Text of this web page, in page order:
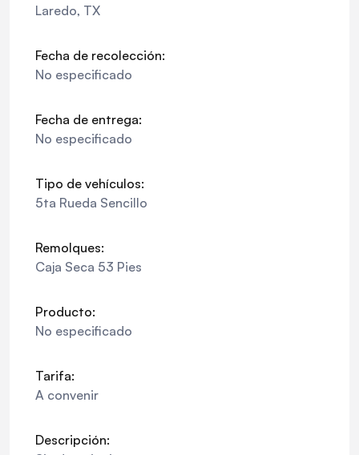
Laredo, TX
Fecha de recolección:
No especificado
Fecha de entrega:
No especificado
Tipo de vehículos:
5ta Rueda Sencillo
Remolques:
Caja Seca 53 Pies
Producto:
No especificado
Tarifa:
A convenir
Descripción: